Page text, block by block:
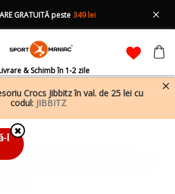
& Schimb în 1-2 zile
GRATUITĂ peste 349 lei
Crocs Jibbitz în val. de 25 lei cu
codul: JIBBITZ
✖